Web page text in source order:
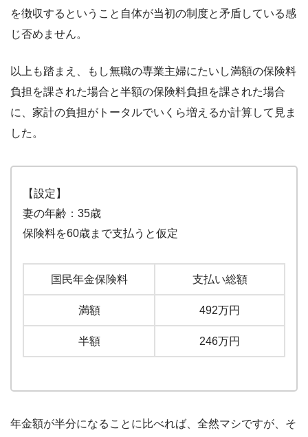
を徴収するということ自体が当初の制度と矛盾している感
じ否めません。
以上も踏まえ、もし無職の専業主婦にたいし満額の保険料
負担を課された場合と半額の保険料負担を課された場合
に、家計の負担がトータルでいくら増えるか計算して見ま
した。
【設定】
妻の年齢：35歳
保険料を60歳まで支払うと仮定
国民年金保険料 支払い総額
満額 492万円
半額 246万円
年金額が半分になることに比べれば、全然マシですが、そ